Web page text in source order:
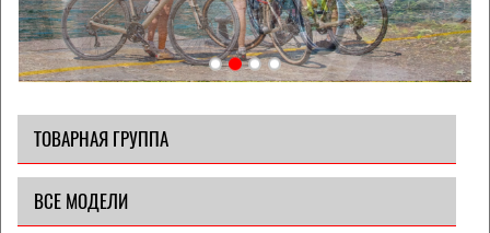
ТОВАРНАЯ ГРУППА
ВСЕ МОДЕЛИ